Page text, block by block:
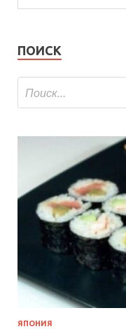
ПОИСК
ЯПОНИЯ